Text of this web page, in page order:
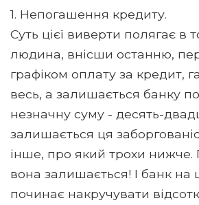
1. Непогашення кредиту.
Суть цієї виверти полягає в
людина, внісши останню,
графіком оплату за кредит,
весь, а залишається банку
незначну суму - десять-
залишається ця
інше, про який трохи нижче.
вона залишається! І банк на
починає накручувати